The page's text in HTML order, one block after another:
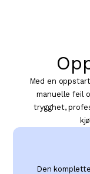
Med en
manuelle feil
trygghet,
Den